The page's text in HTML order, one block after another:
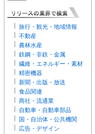
旅行・観光・地域情報
不動産
農林水産
鉄鋼・非鉄・金属
繊維・エネルギー・素材
精密機器
新聞・出版・放送
食品関連
商社・流通業
自動車・自動車部品
国・自治体・公共機関
広告・デザイン